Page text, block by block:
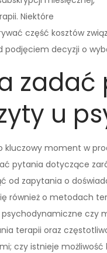
Niektóre
część kosztów
podjęciem decyzji o
zadać
u
kluczowy moment w
pytania dotyczące
od zapytania o
również o metodach
czy
terapii oraz
czy istnieje